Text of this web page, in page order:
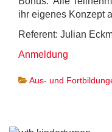
ihr eigenes Konzept
Referent: Julian
Anmeldung
Aus- und